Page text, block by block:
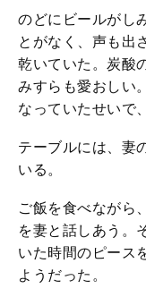
のどにビールがし
とがなく、声も出
乾いていた。炭酸
みすらも愛おしい
なっていたせいで
テーブルには、妻
いる。
ご飯を食べながら
を妻と話しあう。
いた時間のピース
ようだった。